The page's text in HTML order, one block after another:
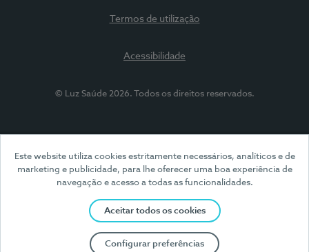
Este website utiliza cookies estritamente necessários, analíticos e de
marketing e publicidade, para lhe oferecer uma boa experiência de
navegação e acesso a todas as funcionalidades.
Aceitar todos os cookies
Configurar preferências
Termos de utilização
Acessibilidade
© Luz Saúde 2026. Todos os direitos reservados.